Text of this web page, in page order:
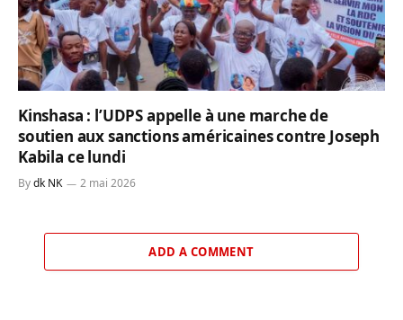
Kinshasa : l’UDPS appelle à une marche de
soutien aux sanctions américaines contre Joseph
Kabila ce lundi
Bydk NK 2 mai 2026
ADD A COMMENT